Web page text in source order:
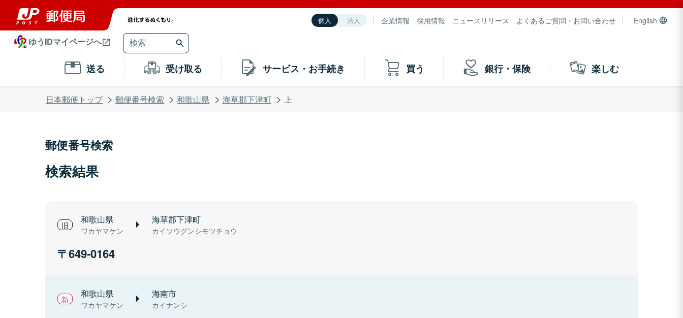
個人 法人 企業情報 採用情報 ニュースリリース よくあるご質問・お問い合わせ English
ゆうIDマイページへ
送る 受け取る サービス・お手続き 買う 銀行・保険 楽しむ
日本郵便トップ 郵便番号検索 和歌山県 海草郡下津町 上
郵便番号検索
検索結果
和歌山県
ワカヤマケン
海草郡下津町
カイソウグンシモツチョウ
649-0164
和歌山県
ワカヤマケン
海南市
カイナンシ